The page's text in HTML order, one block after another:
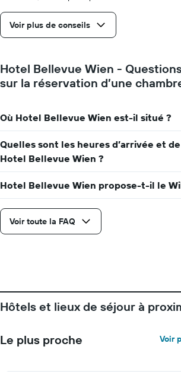
séjour
Sur
le
axe
Y
prix
moyen
d'une
chambre
Voir plus de conseils
Hotel Bellevue Wien -
sur la réservation d’une
Où Hotel Bellevue Wien est-il situé ?
Quelles sont les heures d’arrivée et
Hotel Bellevue Wien ?
Hotel Bellevue Wien propose-t-il le
Voir toute la FAQ
Hôtels et lieux de séjour à
Le plus proche
Voir